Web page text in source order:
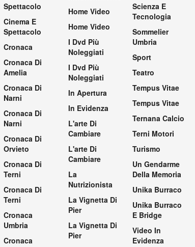
Spettacolo
Cinema E
Spettacolo
Cronaca
Cronaca Di
Amelia
Cronaca Di
Narni
Cronaca Di
Narni
Cronaca Di
Orvieto
Cronaca Di
Terni
Cronaca Di
Terni
Cronaca
Umbria
Cronaca
Home Video
Home Video
I Dvd Più
Noleggiati
I Dvd Più
Noleggiati
In Apertura
In Evidenza
L'arte Di
Cambiare
L'arte Di
Cambiare
La
Nutrizionista
La Vignetta Di
Pier
La Vignetta Di
Pier
Scienza E
Tecnologia
Sommelier
Umbria
Sport
Teatro
Tempus Vitae
Tempus Vitae
Ternana Calcio
Terni Motori
Turismo
Un Gendarme
Della Memoria
Unika Burraco
Unika Burraco
E Bridge
Video In
Evidenza